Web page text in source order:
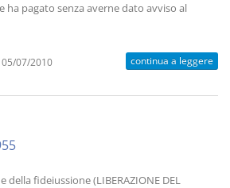
ha pagato senza averne dato avviso al
05/07/2010 continua a leggere
della fideiussione (LIBERAZIONE DEL